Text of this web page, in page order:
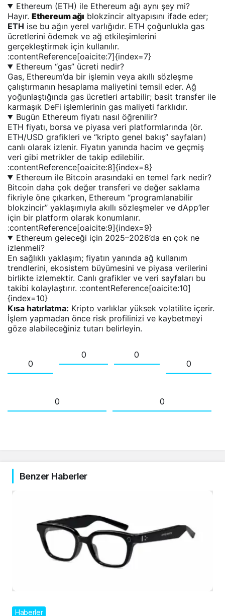
Ethereum (ETH) ile Ethereum ağı aynı şey mi?
Hayır. Ethereum ağı blokzincir altyapısını ifade eder;
ETH ise bu ağın yerel varlığıdır. ETH çoğunlukla gas
ücretlerini ödemek ve ağ etkileşimlerini
gerçekleştirmek için kullanılır.
:contentReference[oaicite:7]{index=7}
Ethereum “gas” ücreti nedir?
Gas, Ethereum’da bir işlemin veya akıllı sözleşme
çalıştırmanın hesaplama maliyetini temsil eder. Ağ
yoğunlaştığında gas ücretleri artabilir; basit transfer ile
karmaşık DeFi işlemlerinin gas maliyeti farklıdır.
Bugün Ethereum fiyatı nasıl öğrenilir?
ETH fiyatı, borsa ve piyasa veri platformlarında (ör.
ETH/USD grafikleri ve “kripto genel bakış” sayfaları)
canlı olarak izlenir. Fiyatın yanında hacim ve geçmiş
veri gibi metrikler de takip edilebilir.
:contentReference[oaicite:8]{index=8}
Ethereum ile Bitcoin arasındaki en temel fark nedir?
Bitcoin daha çok değer transferi ve değer saklama
fikriyle öne çıkarken, Ethereum “programlanabilir
blokzincir” yaklaşımıyla akıllı sözleşmeler ve dApp’ler
için bir platform olarak konumlanır.
:contentReference[oaicite:9]{index=9}
Ethereum geleceği için 2025–2026’da en çok ne
izlenmeli?
En sağlıklı yaklaşım; fiyatın yanında ağ kullanım
trendlerini, ekosistem büyümesini ve piyasa verilerini
birlikte izlemektir. Canlı grafikler ve veri sayfaları bu
takibi kolaylaştırır. :contentReference[oaicite:10]
{index=10}
Kısa hatırlatma: Kripto varlıklar yüksek volatilite içerir.
İşlem yapmadan önce risk profilinizi ve kaybetmeyi
göze alabileceğiniz tutarı belirleyin.
0
0
0
0
0 0
Benzer Haberler
Haberler